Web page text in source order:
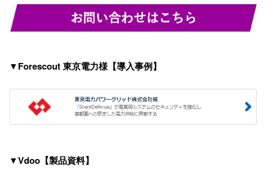
▼Forescout 東京電力様【導入事例】
▼Vdoo【製品資料】